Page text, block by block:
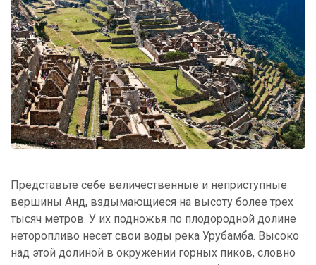
Представьте себе величественные и неприступные
вершины Анд, вздымающиеся на высоту более трех
тысяч метров. У их подножья по плодородной долине
неторопливо несет свои воды река Урубамба. Высоко
над этой долиной в окружении горных пиков, словно